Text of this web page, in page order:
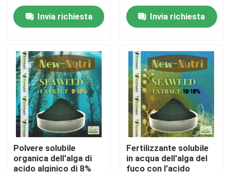
Circa noi
Giro della fabbrica
Controllo di qualità
Contattici
Richieda una citazione
Invia richiesta
Invia richiesta
Polvere solubile
organica dell'alga di
acido alginico di 8%
Fertilizzante solubile
in acqua dell'alga del
fuco con l'acido